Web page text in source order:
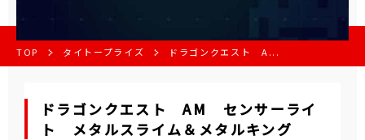
TOP タイトープライズ ドラゴンクエスト A...
ドラゴンクエスト AM センサーライ
ト メタルスライム＆メタルキング